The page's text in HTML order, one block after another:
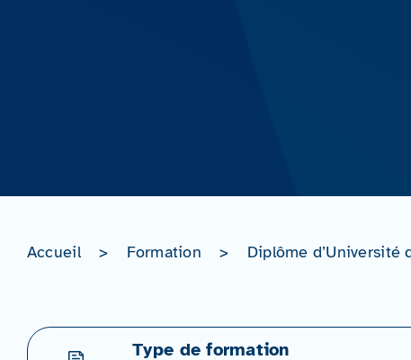
Accueil > Formation > Diplôme d’Université
Type de formation